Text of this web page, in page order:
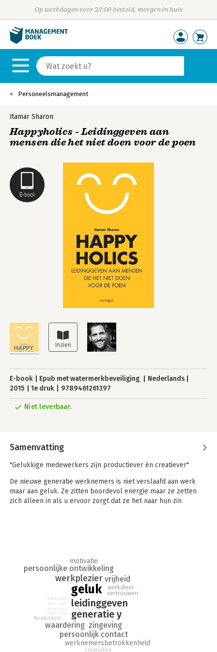
Op werkdagen voor 23:00 besteld, morgen in huis
Personeelsmanagement
E-book
Itamar Sharon
Happyholics - Leidinggeven aan
mensen die het niet doen voor de poen
E-book Epub met watermerkbeveiliging
Nederlands
2015
1e druk 9789461261397
Niet leverbaar.
Samenvatting
"Gelukkige medewerkers zijn productiever én creatiever"
De nieuwe generatie werknemers is niet verslaafd aan werk
maar aan geluk. Ze zitten boordevol energie maar ze zetten
zich alleen in als u ervoor zorgt dat ze het naar hun zin
vertrokken als u niet investeert in hun dagelijks geluk.
'Happyholics' laat de stem horen van een nieuwe generatie.
Lees wat jonge medewerkers van u verwachten en hoe u in een
vergrijzende samenleving van hen kunt profiteren.
Happyholics zijn goud waard.
Itamar Sharon (29) is zelf ook een happyholic. Hij werkte bij
traditionele bedrijven en ontdekte al vlug dat hij daar niet
gelukkig zou worden. Sindsdien richt hij zich op het helpen van
bedrijven en leidinggevenden die willen inspelen op de
geluk
leidinggeven
generatie y
werkplezier
zingeving
persoonlijk contact
waardering
persoonlijke ontwikkeling
vrijheid
motivatie
werknemersbetrokkenheid
werksfeer
vertrouwen
creativiteit
flexibiliteit
burn-out
diversiteit
burn-out
diversiteit